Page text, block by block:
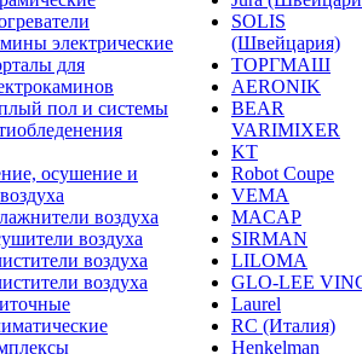
электрические
для
пол и системы
осушение и
воздуха
воздуха
воздуха
воздуха
SOLIS
(Швейцария)
ТОРГМАШ
AERONIK
BEAR
VARIMIXER
KT
Robot Coupe
VEMA
MACAP
SIRMAN
LILOMA
GLO-LEE
Laurel
RC (Италия)
Henkelman